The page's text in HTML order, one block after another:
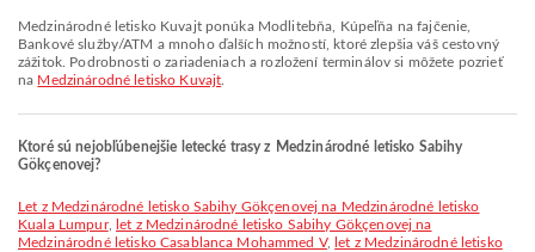
Medzinárodné letisko Kuvajt ponúka Modlitebňa, Kúpeľňa na fajčenie,
Bankové služby/ATM a mnoho ďalších možností, ktoré zlepšia váš cestovný
zážitok. Podrobnosti o zariadeniach a rozložení terminálov si môžete pozrieť
na Medzinárodné letisko Kuvajt
Ktoré sú nejobľúbenejšie letecké trasy z Medzinárodné letisko Sabihy
Gökçenovej?
let z Medzinárodné letisko Sabihy Gökçenovej na Medzinárodné letisko
Kuala Lumpur,
let z Medzinárodné letisko Sabihy Gökçenovej na
Medzinárodné letisko Casablanca Mohammed V,
let z Medzinárodné letisko